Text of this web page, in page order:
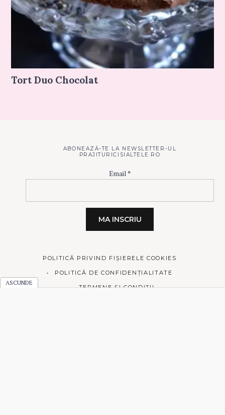
Tort Duo Chocolat
ABONEAZĂ-TE LA NEWSLETTER-UL
PRAJITURICISIALTELE.RO
Email*
POLITICĂ PRIVIND FIȘIERELE COOKIES
POLITICĂ DE CONFIDENȚIALITATE
TERMENE ȘI CONDIȚII